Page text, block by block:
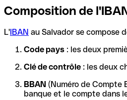
Composition de
L'IBAN au Salvador se compose
Code pays : les deux
Clé de contrôle : les deux
BBAN (Numéro de Compte Bancaire
banque et le compte dans